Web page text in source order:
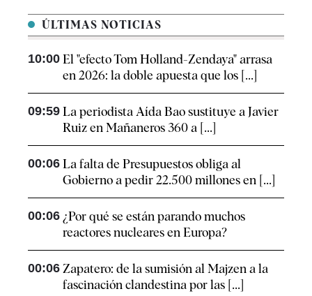
ÚLTIMAS NOTICIAS
10:00 El "efecto Tom Holland-Zendaya" arrasa
en 2026: la doble apuesta que los [...]
09:59 La periodista Aída Bao sustituye a Javier
Ruiz en Mañaneros 360 a [...]
00:06 La falta de Presupuestos obliga al
Gobierno a pedir 22.500 millones en [...]
00:06 ¿Por qué se están parando muchos
reactores nucleares en Europa?
00:06 Zapatero: de la sumisión al Majzen a la
fascinación clandestina por las [...]